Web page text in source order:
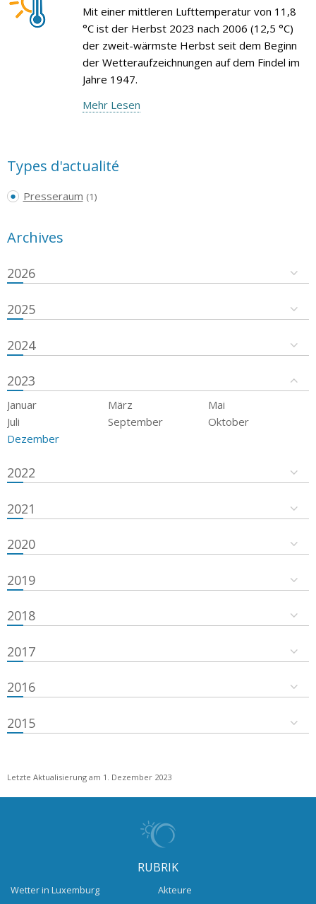
Mit einer mittleren Lufttemperatur von 11,8
°C ist der Herbst 2023 nach 2006 (12,5 °C)
der zweit-wärmste Herbst seit dem Beginn
der Wetteraufzeichnungen auf dem Findel im
Jahre 1947.
Mehr Lesen
Types d'actualité
Presseraum (1)
Archives
2026
2025
2024
2023
Januar März
Mai
Juli
September
Oktober
Dezember
2022
2021
2020
2019
2018
2017
2016
2015
Letzte Aktualisierung am 1. Dezember 2023
RUBRIK
Wetter in Luxemburg
Akteure